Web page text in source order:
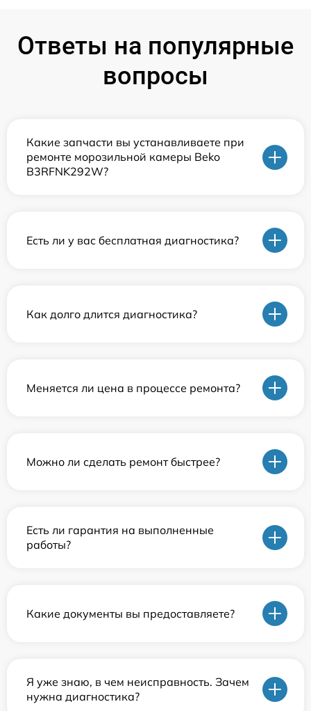
Ответы на популярные
вопросы
Какие запчасти вы устанавливаете при
ремонте морозильной камеры Beko
B3RFNK292W?
Есть ли у вас бесплатная диагностика?
Как долго длится диагностика?
Меняется ли цена в процессе ремонта?
Можно ли сделать ремонт быстрее?
Есть ли гарантия на выполненные
работы?
Какие документы вы предоставляете?
Я уже знаю, в чем неисправность. Зачем
нужна диагностика?